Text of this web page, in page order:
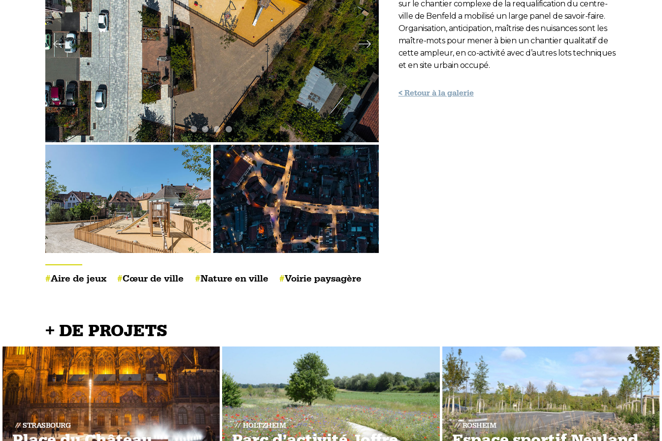
Slide précédente Slide suivante
Slide 1Slide 2Slide 3Slide 4
Aire de jeux Cœur de ville Nature en ville Voirie paysagère
sur le chantier complexe de la requalification du centre-
ville de Benfeld a mobilisé un large panel de savoir-faire.
Organisation, anticipation, maîtrise des nuisances sont les
maître-mots pour mener à bien un chantier qualitatif de
cette ampleur, en co-activité avec d’autres lots techniques
et en site urbain occupé.
< Retour à la galerie
+ DE PROJETS
STRASBOURG HOLTZHEIM ROSHEIM